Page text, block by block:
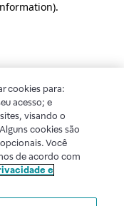
.
cookies para:
acesso; e
visando o
cookies são
Você
de acordo com
e